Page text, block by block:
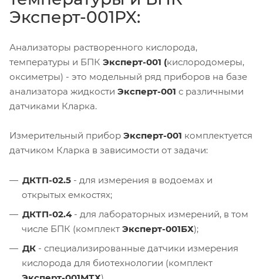
Эксперт-001PX:
Анализаторы растворенного кислорода,
температуры и БПК Эксперт-001 (кислородомеры,
оксиметры) - это модельный ряд приборов на базе
анализатора жидкости Эксперт-001 с различными
датчиками Кларка.
Измерительный прибор Эксперт-001 комплектуется
датчиком Кларка в зависимости от задачи:
ДКТП-02.5 - для измерения в водоемах и
открытых емкостях;
ДКТП-02.4- для лабораторных измерений, в том
числе БПК (комплект Эксперт-001БХ);
ДК - специализированные датчики измерения
кислорода для биотехнологии (комплект